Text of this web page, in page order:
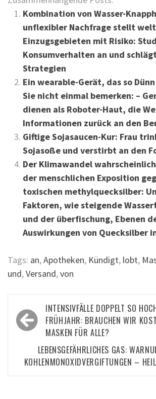
Kombination von Wasser-
unflexibler Nachfrage stellt
Einzugsgebieten mit Risiko:
Konsumverhalten an und
Strategien
Ein wearable-Gerät, das so
Sie nicht einmal bemerken: –
dienen als Roboter-Haut, die
Informationen zurück an den
Giftige Sojasaucen-Kur: Frau
Sojasoße und verstirbt an den
Der Klimawandel
der menschlichen Exposition
toxischen methylquecksilber:
Faktoren, wie steigende
und der überfischung, Ebenen
Auswirkungen von Quecksilber
Tags: an,Apotheken, Kündigt, lobt,
und,Versand,von
Beitragsnavigation
INTENSIVFÄLLE DOPPELT SO
FRÜHJAHR: BRAUCHEN WIR
MASKEN FÜR ALLE?
LEBENSGEFÄHRLICHES GAS:
KOHLENMONOXIDVERGIFTUNGEN –